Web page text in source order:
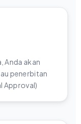
Anda akan
penerbitan
Approval)